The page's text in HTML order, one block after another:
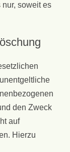
soweit es
den Zweck
auf
Hierzu